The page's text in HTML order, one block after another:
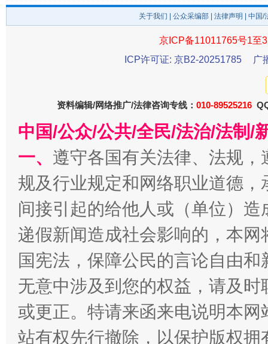
东山县通报“牛蛙产品抗生素超标问题” 法
千年窑火 生生不息
关于我们 公众采编部 法律声明 | 中国
京ICP备11011765号1至
ICP许可证: 京B2-20251785
广
资料编辑/网络推广/法律咨询专线： 010-89525216
中国/公众/公共/全民/法治/法制/
一、 遵守各国有关法律、法规
规及行业规定和网络职业道德
间接引起的给他人或（单位）
递假新闻造成社会影响的，本
国宪法，保障公民的言论自由
无意中涉及到您的权益，请及
或更正。特请来函来电说明本
站有权先行撤除，以保护版权